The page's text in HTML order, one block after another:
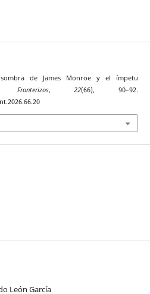
de James Monroe y el ímpetu
Fronterizos,22(66), 90–92.
León García